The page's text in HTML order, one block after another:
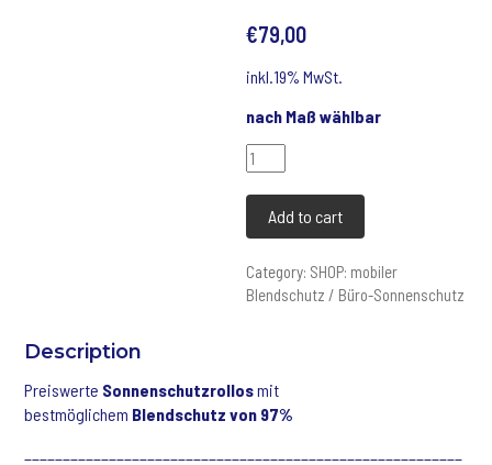
€79,00
inkl.19% MwSt.
nach Maß wählbar
Günstiges
Multirollo®
-
für
GÜNSTIG:
unserer
handelsüblichen
mit
Add to cart
Category: SHOP: mobiler
Blendschutz / Büro-Sonnenschutz
Description
Preiswerte Sonnenschutzrollosmit
bestmöglichem Blendschutz von 97%